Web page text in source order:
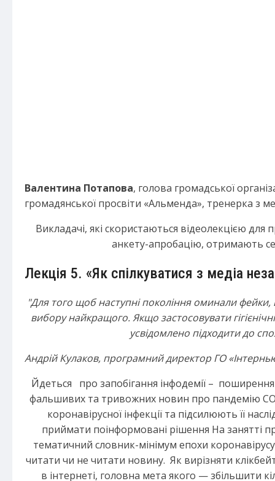
Валентина Потапова, голова громадської
громадянської просвіти «Альменда», тренерка з
Викладачі, які скористаються відеолекцією
анкету-апробацію, отримають
Лекція 5. «Як спілкуватися з медіа
"Для того щоб наступні покоління оминали фейки,
виборунайкращого. Якщо застосовувати
усвідомлено підходити до
Андрій Кулаков, програмний директор ГО
Йдеться про запобігання інфодемії – поширення
фальшивих та тривожних новин про пандемію
коронавірусної інфекції та підсилюють її
приймати поінформовані рішення На занятті
тематичний словник-мінімум епохи
читати чи не читати новину. Як вирізняти
в інтернеті, головна мета якого — збільшити